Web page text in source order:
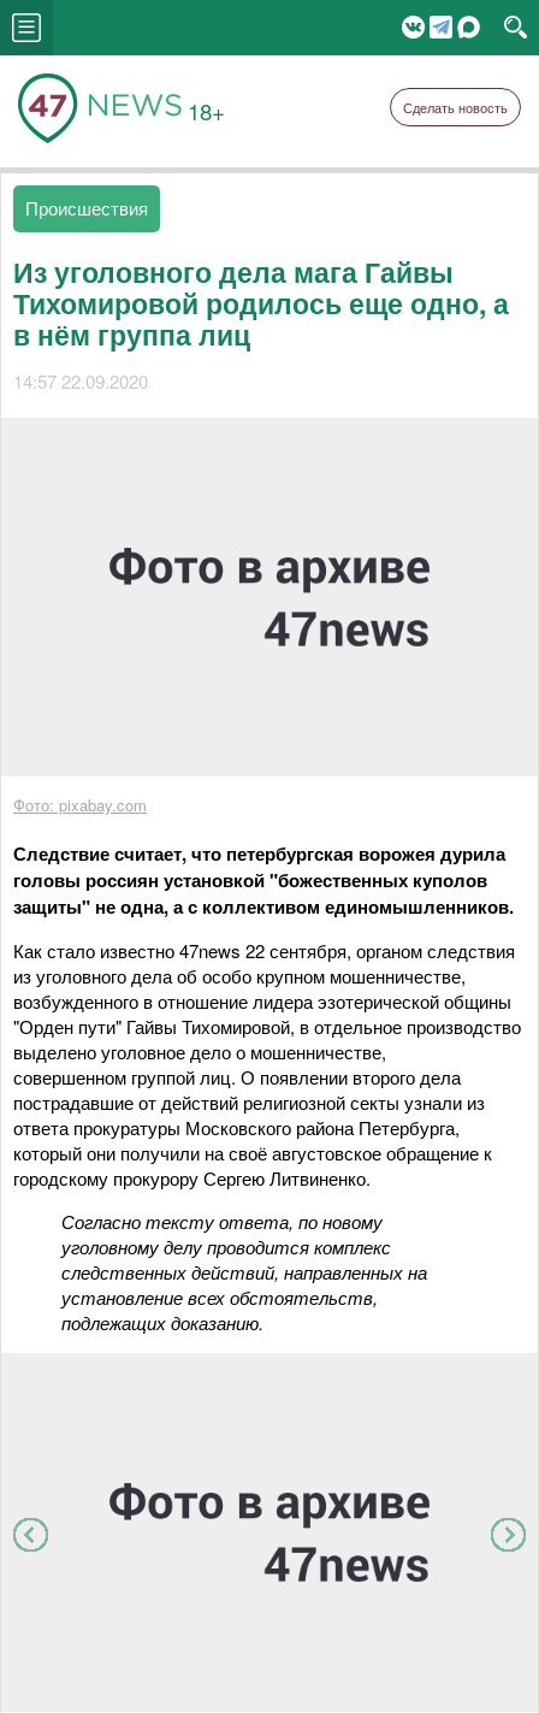
18+ Сделать новость
Происшествия
Из уголовного дела мага Гайвы
Тихомировой родилось еще одно, а
в нём группа лиц
14:57 22.09.2020
Фото: pixabay.com
Следствие считает, что петербургская ворожея дурила
головы россиян установкой "божественных куполов
защиты" не одна, а с коллективом единомышленников.
Как стало известно 47news 22 сентября, органом следствия
из уголовного дела об особо крупном мошенничестве,
возбужденного в отношение лидера эзотерической общины
"Орден пути" Гайвы Тихомировой, в отдельное производство
выделено уголовное дело о мошенничестве,
совершенном группой лиц. О появлении второго дела
пострадавшие от действий религиозной секты узнали из
ответа прокуратуры Московского района Петербурга,
который они получили на своё августовское обращение к
городскому прокурору Сергею Литвиненко.
Согласно тексту ответа, по новому
уголовному делу проводится комплекс
следственных действий, направленных на
установление всех обстоятельств,
подлежащих доказанию.